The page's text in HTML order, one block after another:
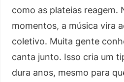
como as plateias reagem.
momentos, a música vira
coletivo. Muita gente
canta junto. Isso cria um
dura anos, mesmo para